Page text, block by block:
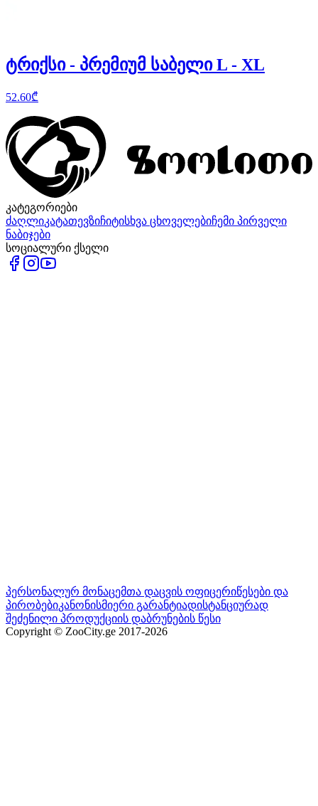
ტრიქსი - პრემიუმ საბელი L - XL
52.60₾
კატეგორიები
ძაღლიკატათევზიჩიტისხვა ცხოველებიჩემი პირველი
ნაბიჯები
სოციალური ქსელი
პერსონალურ მონაცემთა დაცვის ოფიცერიწესები და
პირობებიკანონისმიერი გარანტიადისტანციურად
შეძენილი პროდუქციის დაბრუნების წესი
Copyright © ZooCity.ge 2017-2026